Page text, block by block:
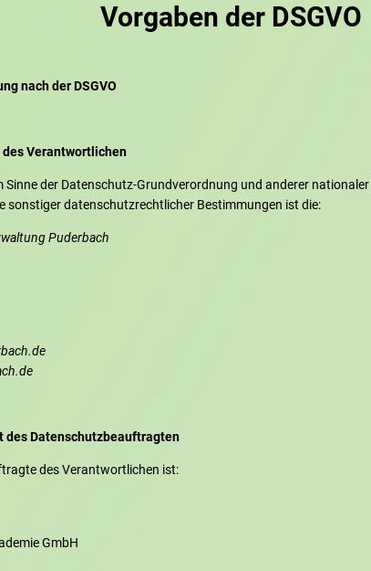
Vorgaben der DSGVO
nach der DSGVO
Verantwortlichen
Sinne der Datenschutz-Grundverordnung und anderer
sonstiger datenschutzrechtlicher Bestimmungen ist die:
Puderbach
des Datenschutzbeauftragten
des Verantwortlichen ist:
GmbH